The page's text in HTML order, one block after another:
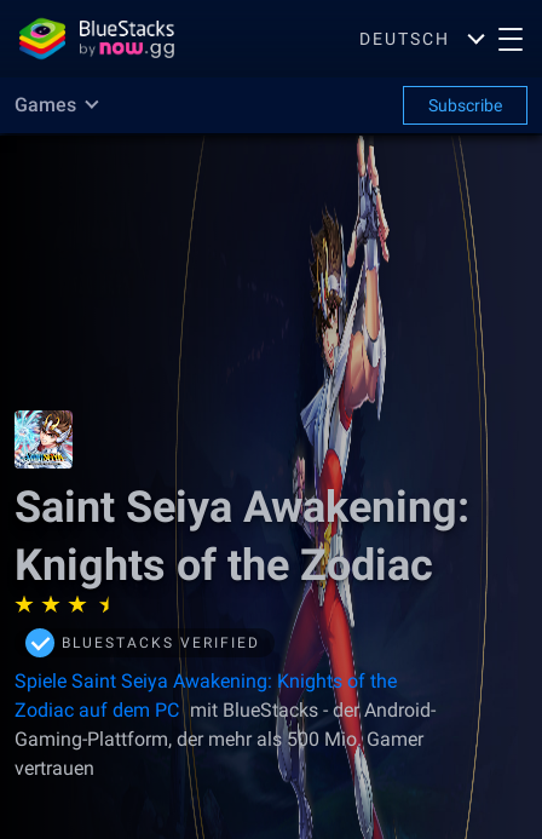
DEUTSCH
Games Subscribe
Saint Seiya Awakening:
Knights of the Zodiac
BLUESTACKS VERIFIED
Spiele Saint Seiya Awakening: Knights of the
Zodiac auf dem PC mit BlueStacks - der Android-
Gaming-Plattform, der mehr als 500 Mio. Gamer
vertrauen